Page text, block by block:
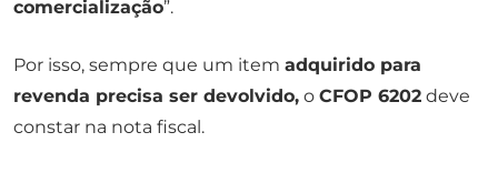
comercialização”.
Por isso, sempre que um item adquirido para
revenda precisa ser devolvido, o CFOP 6202 deve
constar na nota fiscal.